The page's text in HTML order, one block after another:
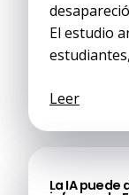
El estudio
Leer
La IA puede